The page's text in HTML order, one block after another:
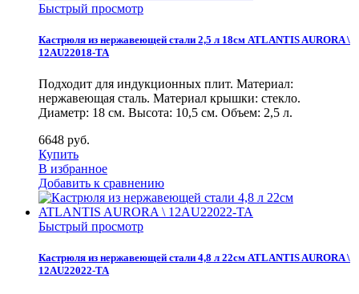
Быстрый просмотр
Кастрюля из нержавеющей стали 2,5 л 18см ATLANTIS AURORA \
12AU22018-TA
Подходит для индукционных плит. Материал:
нержавеющая сталь. Материал крышки: стекло.
Диаметр: 18 см. Высота: 10,5 см. Объем: 2,5 л.
6648 руб.
Купить
В избранное
Добавить к сравнению
Быстрый просмотр
Кастрюля из нержавеющей стали 4,8 л 22см ATLANTIS AURORA \
12AU22022-TA